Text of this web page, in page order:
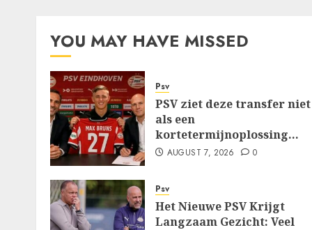
YOU MAY HAVE MISSED
Psv
PSV ziet deze transfer niet
als een
kortetermijnoplossing…
AUGUST 7, 2026 0
Psv
Het Nieuwe PSV Krijgt
Langzaam Gezicht: Veel